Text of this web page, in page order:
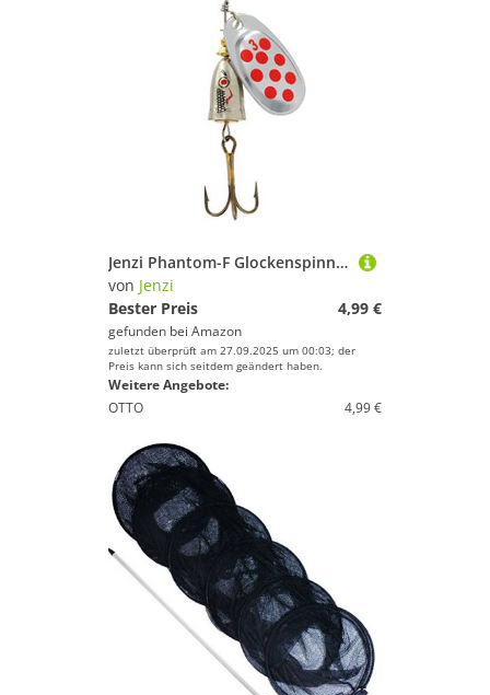
Jenzi Phantom-F Glockenspinner Silber rot 13g 04
von Jenzi
Bester Preis
4,99 €
gefunden bei Amazon
zuletzt überprüft am 27.09.2025 um 00:03; der
Preis kann sich seitdem geändert haben.
Weitere Angebote:
OTTO
4,99 €